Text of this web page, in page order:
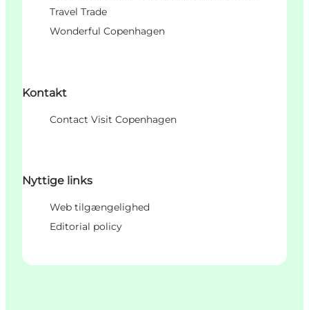
Travel Trade
Wonderful Copenhagen
Kontakt
Contact Visit Copenhagen
Nyttige links
Web tilgængelighed
Editorial policy